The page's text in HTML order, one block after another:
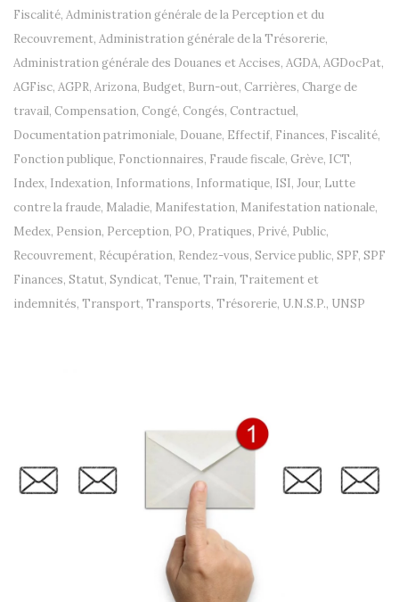
Fiscalité, Administration générale de la Perception et du
Recouvrement, Administration générale de la Trésorerie,
Administration générale des Douanes et Accises, AGDA, AGDocPat,
AGFisc, AGPR, Arizona, Budget, Burn-out, Carrières, Charge de
travail, Compensation, Congé, Congés, Contractuel,
Documentation patrimoniale, Douane, Effectif, Finances, Fiscalité,
Fonction publique, Fonctionnaires, Fraude fiscale, Grève, ICT,
Index, Indexation, Informations, Informatique, ISI, Jour, Lutte
contre la fraude, Maladie, Manifestation, Manifestation nationale,
Medex, Pension, Perception, PO, Pratiques, Privé, Public,
Recouvrement, Récupération, Rendez-vous, Service public, SPF, SPF
Finances, Statut, Syndicat, Tenue, Train, Traitement et
indemnités, Transport, Transports, Trésorerie, U.N.S.P., UNSP